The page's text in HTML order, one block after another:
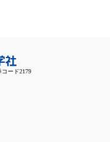
ード2179